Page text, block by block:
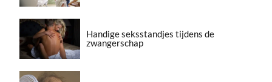
Handige seksstandjes tijdens de
zwangerschap